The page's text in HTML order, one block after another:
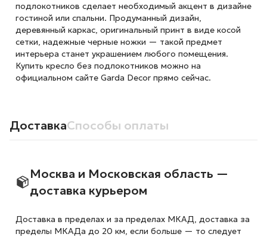
подлокотников сделает необходимый акцент в дизайне
гостиной или спальни. Продуманный дизайн,
деревянный каркас, оригинальный принт в виде косой
сетки, надежные черные ножки — такой предмет
интерьера станет украшением любого помещения.
Купить кресло без подлокотников можно на
официальном сайте Garda Decor прямо сейчас.
ДоставкаСпособы оплаты
Москва и Московская область —
доставка курьером
Доставка в пределах и за пределах МКАД, доставка за
пределы МКАДа до 20 км, если больше — то следует